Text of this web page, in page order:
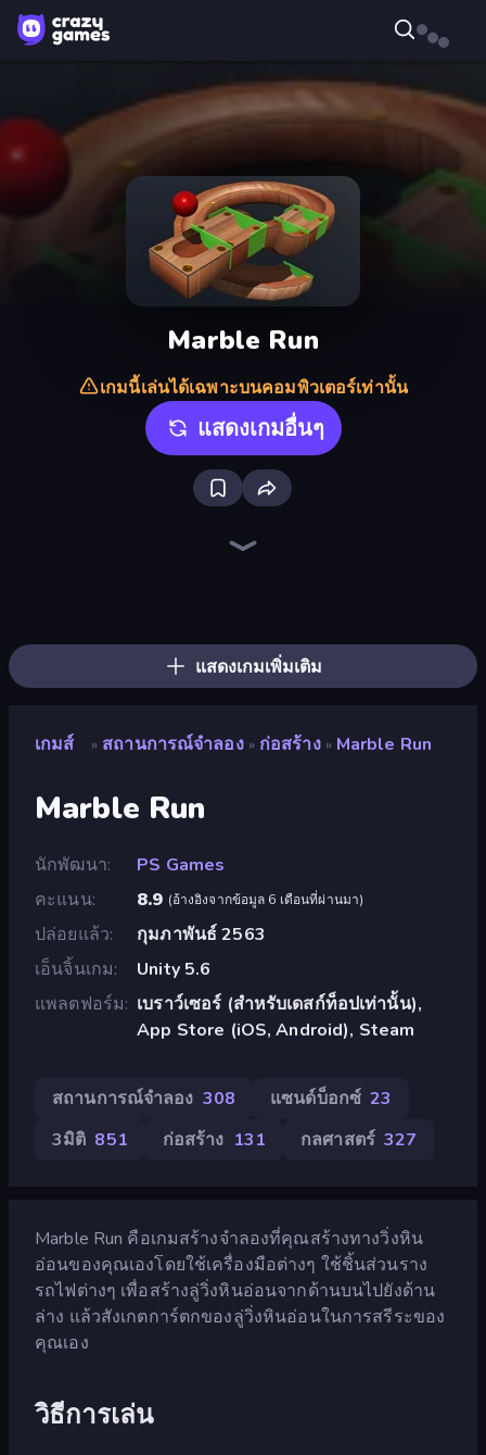
Marble Run
เกมนี้เล่นได้เฉพาะบนคอมพิวเตอร์เท่านั้น
แสดงเกมอื่นๆ
แสดงเกมเพิ่มเติม
เกมส์ » สถานการณ์จำลอง » ก่อสร้าง » Marble Run
Marble Run
นักพัฒนา
PS Games
คะแนน
8.9 (อ้างอิงจากข้อมูล 6 เดือนที่ผ่านมา)
ปล่อยแล้ว
กุมภาพันธ์ 2563
เอ็นจิ้นเกม
Unity 5.6
แพลตฟอร์ม
เบราว์เซอร์ (สำหรับเดสก์ท็อปเท่านั้น),
App Store (iOS, Android), Steam
สถานการณ์จำลอง 308 แซนด์บ็อกซ์ 23
3มิติ 851 ก่อสร้าง 131 กลศาสตร์ 327
Marble Run คือเกมสร้างจำลองที่คุณสร้างทางวิ่งหิน
อ่อนของคุณเองโดยใช้เครื่องมือต่างๆ ใช้ชิ้นส่วนราง
รถไฟต่างๆ เพื่อสร้างลู่วิ่งหินอ่อนจากด้านบนไปยังด้าน
ล่าง แล้วสังเกตการ์ตกของลู่วิ่งหินอ่อนในการสรีระของ
คุณเอง
วิธีการเล่น